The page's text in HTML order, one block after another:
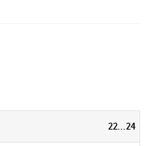
22...24